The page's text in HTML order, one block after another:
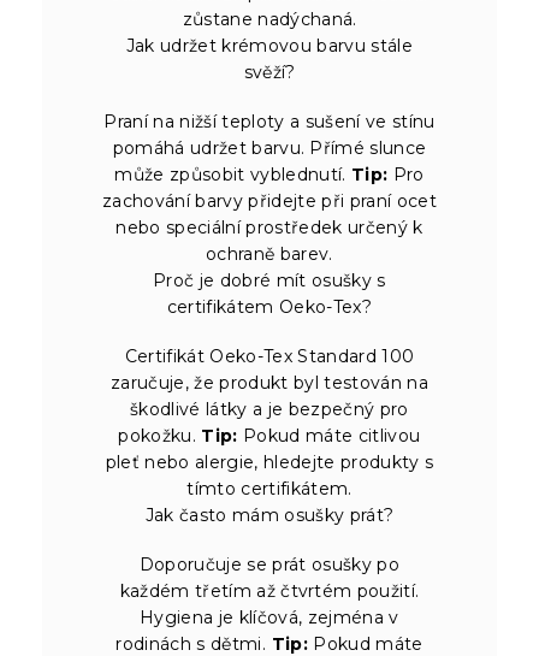
zůstane nadýchaná.
Jak udržet krémovou barvu stále
svěží?
Praní na nižší teploty a sušení ve stínu
pomáhá udržet barvu. Přímé slunce
může způsobit vyblednutí. Tip: Pro
zachování barvy přidejte při praní ocet
nebo speciální prostředek určený k
ochraně barev.
Proč je dobré mít osušky s
certifikátem Oeko-Tex?
Certifikát Oeko-Tex Standard 100
zaručuje, že produkt byl testován na
škodlivé látky a je bezpečný pro
pokožku. Tip: Pokud máte citlivou
pleť nebo alergie, hledejte produkty s
tímto certifikátem.
Jak často mám osušky prát?
Doporučuje se prát osušky po
každém třetím až čtvrtém použití.
Hygiena je klíčová, zejména v
rodinách s dětmi. Tip:Pokud máte